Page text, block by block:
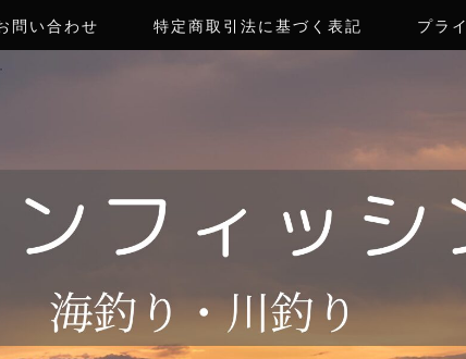
問い合わせ 特定商取引法に基づく表記 プラ